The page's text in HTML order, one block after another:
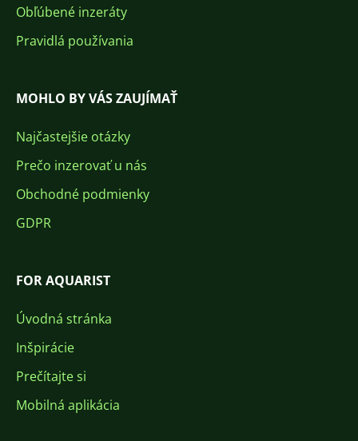
Obľúbené inzeráty
Pravidlá používania
MOHLO BY VÁS ZAUJÍMAŤ
Najčastejšie otázky
Prečo inzerovať u nás
Obchodné podmienky
GDPR
FOR AQUARIST
Úvodná stránka
Inšpirácie
Prečítajte si
Mobilná aplikácia